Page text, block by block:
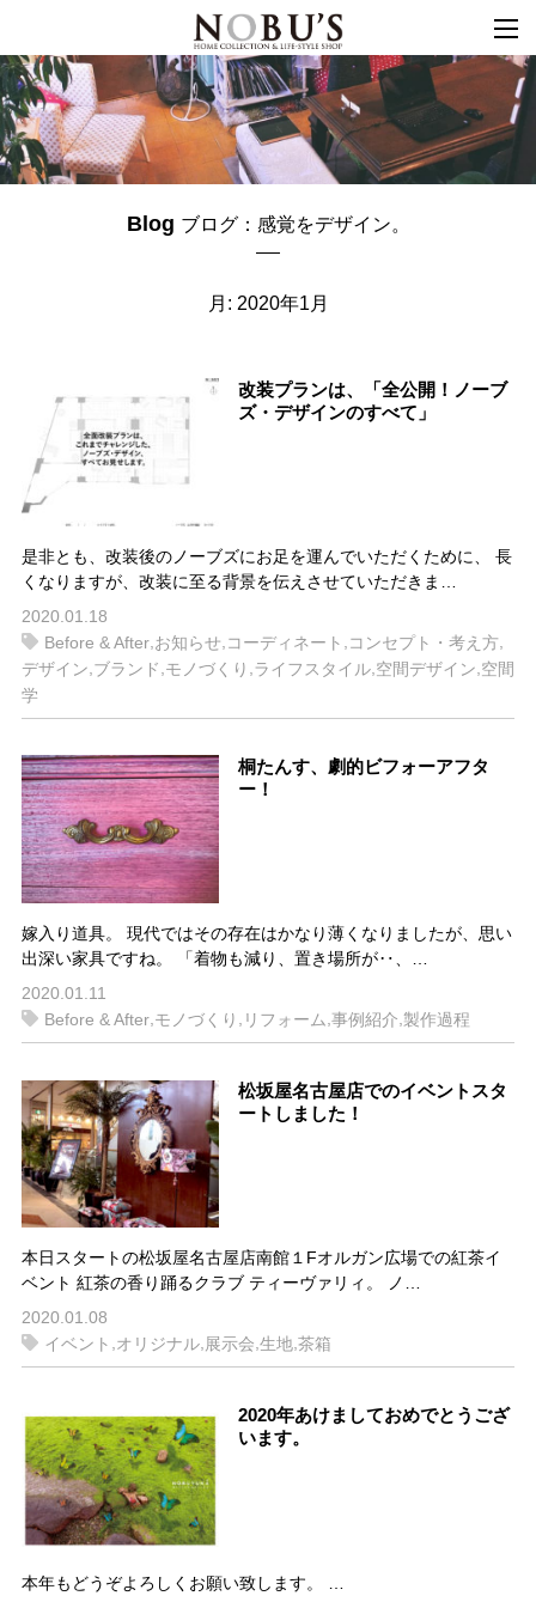
Blog ブログ：感覚をデザイン。
月: 2020年1月
改装プランは、「全公開！ノーブ
ズ・デザインのすべて」
是非とも、改装後のノーブズにお足を運んでいただくために、 長
くなりますが、改装に至る背景を伝えさせていただきま…
2020.01.18
Before & After お知らせ コーディネート コンセプト・考え方
デザイン ブランド モノづくり ライフスタイル 空間デザイン 空間
学
桐たんす、劇的ビフォーアフタ
ー！
嫁入り道具。 現代ではその存在はかなり薄くなりましたが、思い
出深い家具ですね。 「着物も減り、置き場所が‥、…
2020.01.11
Before & After モノづくり リフォーム 事例紹介 製作過程
松坂屋名古屋店でのイベントスタ
ートしました！
本日スタートの松坂屋名古屋店南館１Fオルガン広場での紅茶イ
ベント 紅茶の香り踊るクラブ ティーヴァリィ。 ノ…
2020.01.08
イベント ,オリジナル,展示会,生地,茶箱
2020年あけましておめでとうござ
います。
本年もどうぞよろしくお願い致します。 …